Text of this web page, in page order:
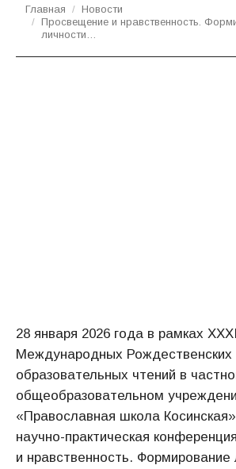
Вы здесь:
Главная
Новости
Просвещение и нравственность.
личности…
28 января 2026 года в рамках
Международных Рождественских
образовательных чтений в
общеобразовательном
«Православная школа
научно-практическая
и нравственность. Формирование